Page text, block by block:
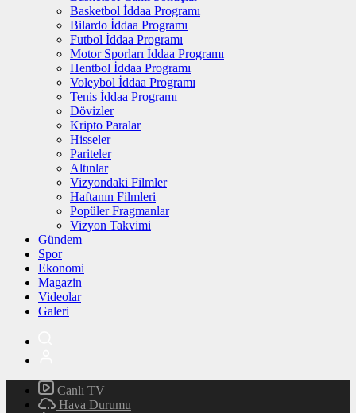
Basketbol İddaa Programı
Bilardo İddaa Programı
Futbol İddaa Programı
Motor Sporları İddaa Programı
Hentbol İddaa Programı
Voleybol İddaa Programı
Tenis İddaa Programı
Dövizler
Kripto Paralar
Hisseler
Pariteler
Altınlar
Vizyondaki Filmler
Haftanın Filmleri
Popüler Fragmanlar
Vizyon Takvimi
Gündem
Spor
Ekonomi
Magazin
Videolar
Galeri
Canlı TV
Hava Durumu